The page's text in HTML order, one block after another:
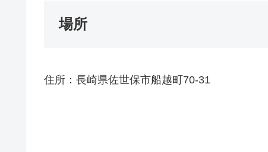
場所
住所：長崎県佐世保市船越町70-31